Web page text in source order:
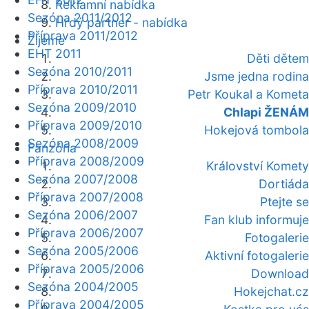
Reklamní nabídka
Hrdý partner - nabídka
Žijeme
Děti dětem
Jsme jedna rodina
Petr Koukal a Kometa
Chlapi ŽENÁM
Hokejová tombola
Fanzóna
Království Komety
Dortiáda
Ptejte se
Fan klub informuje
Fotogalerie
Aktivní fotogalerie
Download
Hokejchat.cz
Sezóna 2011/2012
Příprava 2011/2012
EHT 2011
Sezóna 2010/2011
Příprava 2010/2011
Sezóna 2009/2010
Příprava 2009/2010
Sezóna 2008/2009
Příprava 2008/2009
Sezóna 2007/2008
Příprava 2007/2008
Sezóna 2006/2007
Příprava 2006/2007
Sezóna 2005/2006
Příprava 2005/2006
Sezóna 2004/2005
Příprava 2004/2005